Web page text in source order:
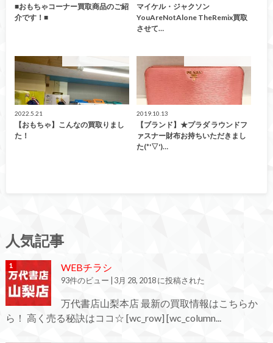
■おもちゃコーナー買取商品のご紹
介です！■
マイケル・ジャクソン
YouAreNotAlone TheRemix買取
させて…
2022.5.21
【おもちゃ】こんなの買取りまし
た！
2019.10.13
【ブランド】★プラダ ラウンドフ
ァスナー財布お持ちいただきまし
た(*'▽')…
人気記事
WEBチラシ
93件のビュー 3月 28, 2018 に投稿された
万代書店山梨本店 最新の買取情報はこちらか
ら！ 高く売る秘訣はココ☆ [wc_row] [wc_column...